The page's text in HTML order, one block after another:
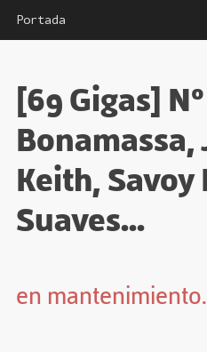
Portada
[69 Gigas]
Bonamassa,
Keith,
Suaves...
en